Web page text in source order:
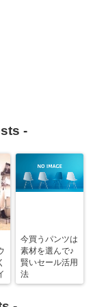
-
今買うパンツは
素材を選んで♪
賢いセール活用
法